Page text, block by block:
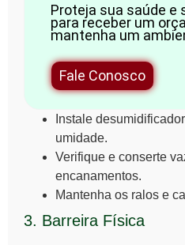
Proteja sua saúde e
para receber um
mantenha um
Fale Conosco
Instale
umidade.
Verifique e conserte
encanamentos.
Mantenha os ralos e
3. Barreira Física